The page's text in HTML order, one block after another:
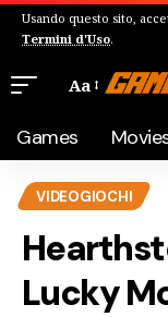
Usando questo sito,
Termini d'Uso.
Aa
Games
VIDEOGIOCHI
Lucky